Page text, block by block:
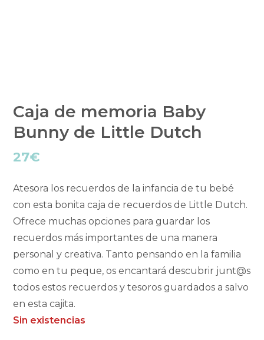
Caja de memoria Baby
Bunny de Little Dutch
27€
Atesora los recuerdos de la infancia de tu bebé
con esta bonita caja de recuerdos de Little Dutch.
Ofrece muchas opciones para guardar los
recuerdos más importantes de una manera
personal y creativa. Tanto pensando en la familia
como en tu peque, os encantará descubrir junt@s
todos estos recuerdos y tesoros guardados a salvo
en esta cajita.
Sin existencias